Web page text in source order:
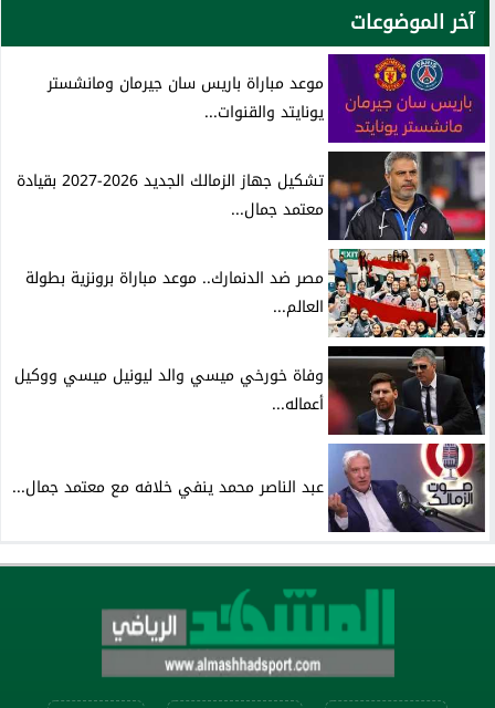
آخر الموضوعات
موعد مباراة باريس سان جيرمان ومانشستر
يونايتد والقنوات...
تشكيل جهاز الزمالك الجديد 2026-2027 بقيادة
معتمد جمال...
مصر ضد الدنمارك.. موعد مباراة برونزية بطولة
العالم...
وفاة خورخي ميسي والد ليونيل ميسي ووكيل
أعماله...
عبد الناصر محمد ينفي خلافه مع معتمد جمال...